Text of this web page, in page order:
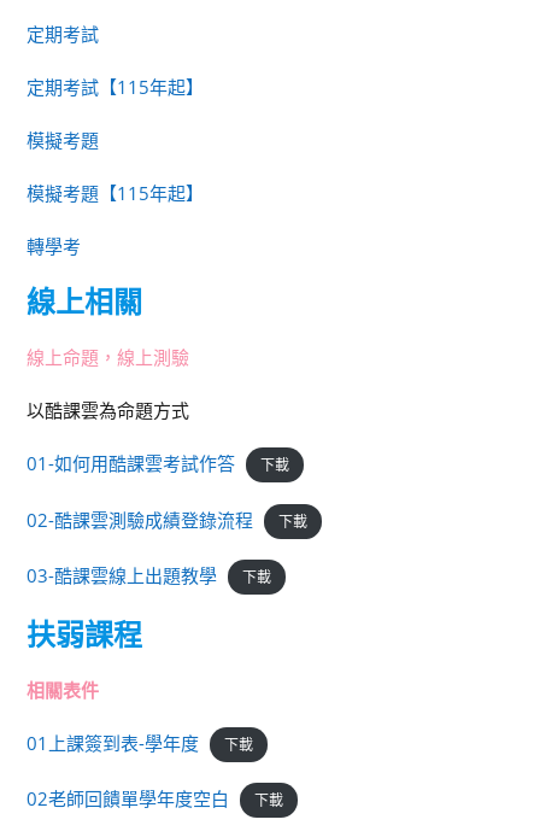
定期考試
定期考試【115年起】
模擬考題
模擬考題【115年起】
轉學考
線上相關
線上命題，線上測驗
以酷課雲為命題方式
01-如何用酷課雲考試作答 下載
02-酷課雲測驗成績登錄流程 下載
03-酷課雲線上出題教學 下載
扶弱課程
相關表件
01上課簽到表-學年度 下載
02老師回饋單學年度空白 下載